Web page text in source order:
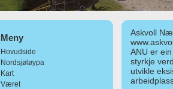
Meny
Hovudside
Nordsjøløypa
Kart
Været
Askvoll
ANU er
styrkje
utvikle